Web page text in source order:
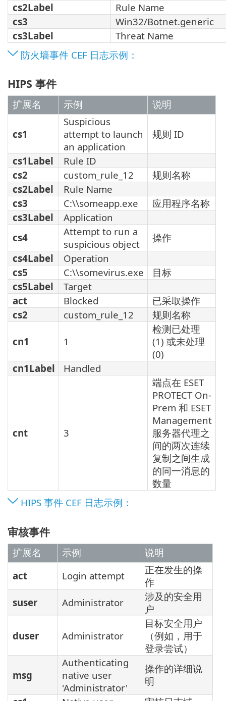
cs2Label
Rule Name
cs3
Win32/Botnet.generic
cs3Label
Threat Name
防火墙事件 CEF 日志示例：
HIPS 事件
扩展名 示例 说明
cs1
Suspicious
attempt to launch
an application
规则 ID
cs1Label
Rule ID
cs2
custom_rule_12
规则名称
cs2Label
Rule Name
cs3
C:\\someapp.exe
应用程序名称
cs3Label
Application
cs4
Attempt to run a
suspicious object
操作
cs4Label
Operation
cs5
C:\\somevirus.exe
目标
cs5Label
Target
act
Blocked
已采取操作
cs2
custom_rule_12 规则名称
cn1 1
检测已处理
(1) 或未处理
(0)
cn1Label
Handled
cnt 3
端点在 ESET
PROTECT On-
Prem 和 ESET
Management
服务器代理之
间的两次连续
复制之间生成
的同一消息的
数量
HIPS 事件 CEF 日志示例：
审核事件
扩展名 示例
说明
act
Login attempt
正在发生的操
作
suser
Administrator
涉及的安全用
户
duser Administrator
目标安全用户
（例如，用于
登录尝试）
msg
Authenticating
native user
'Administrator'
操作的详细说
明